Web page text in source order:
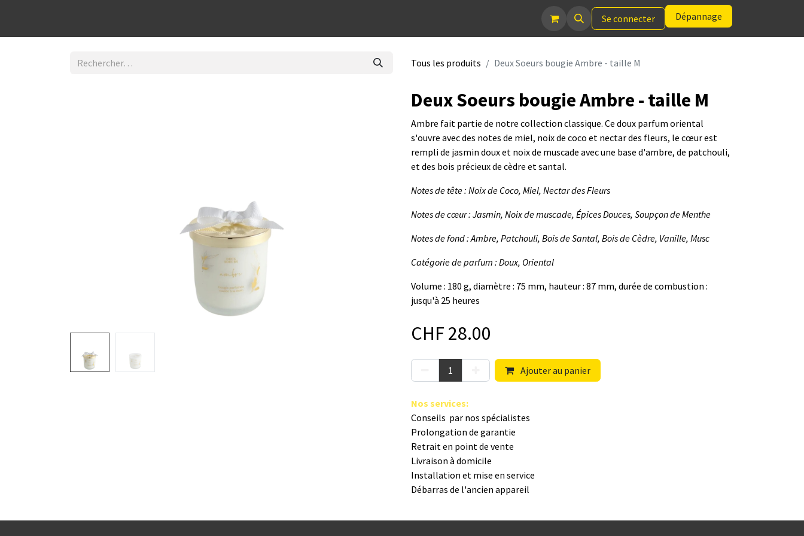
Se connecter Dépannage
Tous les produits Deux Soeurs bougie Ambre - taille M
Deux Soeurs bougie Ambre - taille M
Ambre fait partie de notre collection classique. Ce doux parfum oriental
s'ouvre avec des notes de miel, noix de coco et nectar des fleurs, le cœur est
rempli de jasmin doux et noix de muscade avec une base d'ambre, de patchouli,
et des bois précieux de cèdre et santal.
Notes de tête : Noix de Coco, Miel, Nectar des Fleurs
Notes de cœur : Jasmin, Noix de muscade, Épices Douces, Soupçon de Menthe
Notes de fond : Ambre, Patchouli, Bois de Santal, Bois de Cèdre, Vanille, Musc
Catégorie de parfum : Doux, Oriental
Volume : 180 g, diamètre : 75 mm, hauteur : 87 mm, durée de combustion :
jusqu'à 25 heures
CHF 28.00
Ajouter au panier
Nos s​ervices:
Conseils par nos spé​cialistes
Prolongation de garantie
Retrait en point de vente
Livraison à domicile
Installation et mise en service
Débarras de l'ancien appareil